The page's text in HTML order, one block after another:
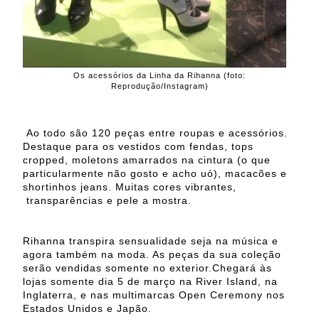
Os acessórios da Linha da Rihanna (foto:
Reprodução/Instagram)
Ao todo são 120 peças entre roupas e acessórios.
Destaque para os vestidos com fendas, tops
cropped, moletons amarrados na cintura (o que
particularmente não gosto e acho uó), macacões e
shortinhos jeans. Muitas cores vibrantes,
transparências e pele a mostra.
Rihanna transpira sensualidade seja na música e
agora também na moda. As peças da sua coleção
serão vendidas somente no exterior.Chegará às
lojas somente dia 5 de março na River Island, na
Inglaterra, e nas multimarcas Open Ceremony nos
Estados Unidos e Japão.